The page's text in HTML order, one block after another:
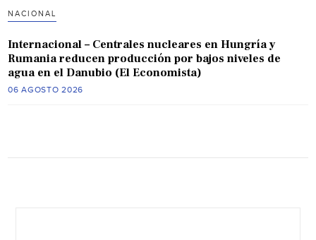
NACIONAL
Internacional – Centrales nucleares en Hungría y
Rumania reducen producción por bajos niveles de
agua en el Danubio (El Economista)
06 AGOSTO 2026